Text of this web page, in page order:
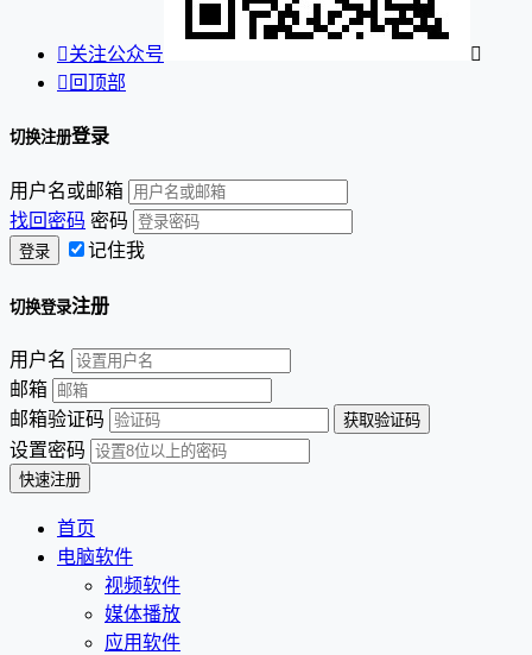
关注公众号

 回顶部
切换注册登录
用户名或邮箱
找回密码 密码
记住我
切换登录注册
用户名
邮箱
邮箱验证码
设置密码
首页
电脑软件
视频软件
媒体播放
应用软件